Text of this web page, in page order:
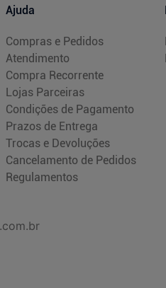
Ajuda
Compras e Pedidos
Atendimento
Compra Recorrente
Lojas Parceiras
Condições de Pagamento
Prazos de Entrega
Trocas e Devoluções
Cancelamento de Pedidos
Regulamentos